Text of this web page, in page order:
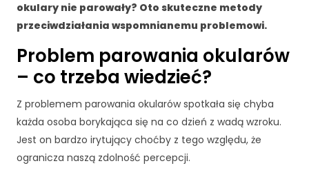
okulary nie parowały? Oto skuteczne metody
przeciwdziałania wspomnianemu problemowi.
Problem parowania okularów
– co trzeba wiedzieć?
Z problemem parowania okularów spotkała się chyba
każda osoba borykająca się na co dzień z wadą wzroku.
Jest on bardzo irytujący choćby z tego względu, że
ogranicza naszą zdolność percepcji.